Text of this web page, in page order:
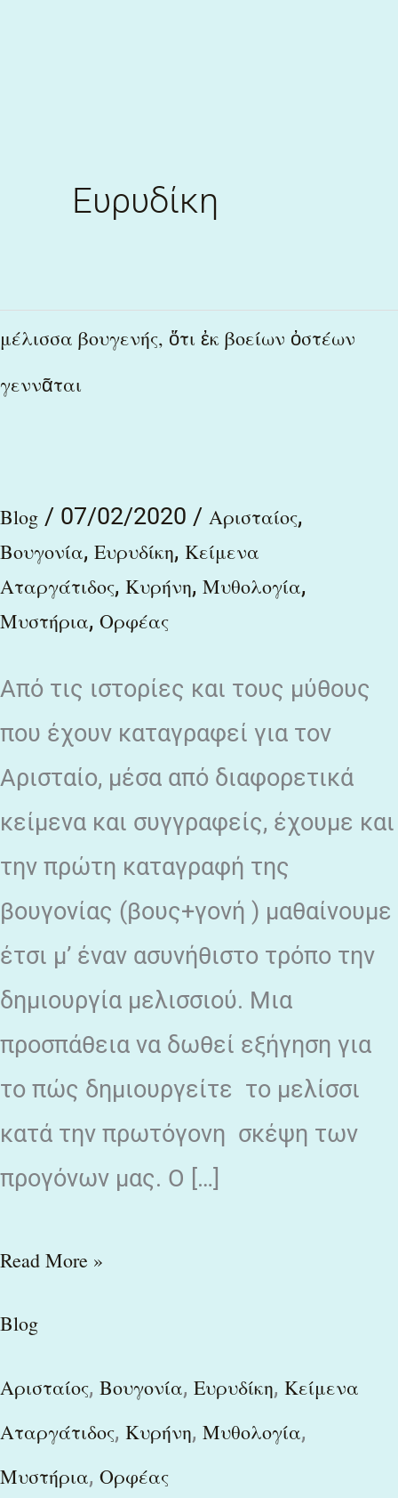
Ευρυδίκη
μέλισσα βουγενής, ὅτι ἐκ βοείων ὀστέων
γεννᾶται
Blog / 07/02/2020 / Αρισταίος,
Βουγονία, Ευρυδίκη, Κείμενα
Αταργάτιδος, Κυρήνη, Μυθολογία,
Μυστήρια, Ορφέας
Από τις ιστορίες και τους μύθους
που έχουν καταγραφεί για τον
Αρισταίο, μέσα από διαφορετικά
κείμενα και συγγραφείς, έχουμε και
την πρώτη καταγραφή της
βουγονίας (βους+γονή ) μαθαίνουμε
έτσι μ’ έναν ασυνήθιστο τρόπο την
δημιουργία μελισσιού. Μια
προσπάθεια να δωθεί εξήγηση για
το πώς δημιουργείτε το μελίσσι
κατά την πρωτόγονη σκέψη των
προγόνων μας. Ο […]
μέλισσα
ὅτι
ὀστέων
γεννᾶται
Read More »
Blog
Αρισταίος, Βουγονία, Ευρυδίκη, Κείμενα
Αταργάτιδος, Κυρήνη, Μυθολογία,
Μυστήρια, Ορφέας